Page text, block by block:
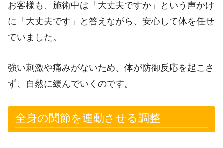
お客様も、施術中は「大丈夫ですか」という声かけ
に「大丈夫です」と答えながら、安心して体を任せ
ていました。
強い刺激や痛みがないため、体が防御反応を起こさ
ず、自然に緩んでいくのです。
全身の関節を連動させる調整